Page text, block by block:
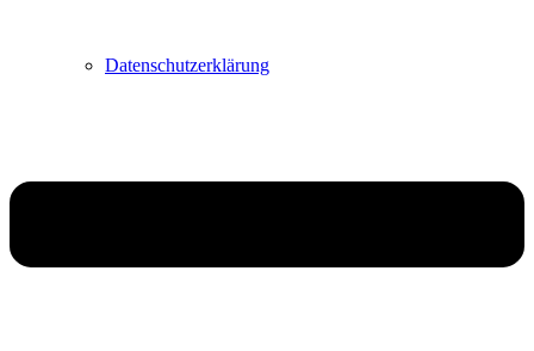
Datenschutzerklärung